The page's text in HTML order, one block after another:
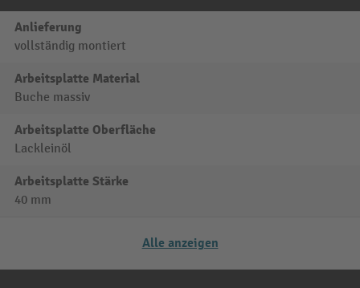
Anlieferung
vollständig montiert
Arbeitsplatte Material
Buche massiv
Arbeitsplatte Oberfläche
Lackleinöl
Arbeitsplatte Stärke
40 mm
Alle anzeigen